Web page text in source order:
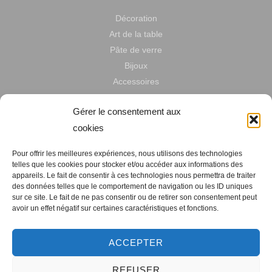
Gérer le consentement aux
cookies
Pour offrir les meilleures expériences, nous utilisons des technologies
telles que les cookies pour stocker et/ou accéder aux informations des
appareils. Le fait de consentir à ces technologies nous permettra de traiter
des données telles que le comportement de navigation ou les ID uniques
sur ce site. Le fait de ne pas consentir ou de retirer son consentement peut
avoir un effet négatif sur certaines caractéristiques et fonctions.
ACCEPTER
REFUSER
Décoration
Art de la table
Pâte de verre
Bijoux
Accessoires
06 61 55 70 33
annie.maraldi57@gmail.com